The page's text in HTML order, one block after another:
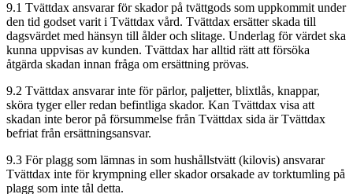
9.1 Tvättdax ansvarar för skador på tvättgods som uppkommit under
den tid godset varit i Tvättdax vård. Tvättdax ersätter skada till
dagsvärdet med hänsyn till ålder och slitage. Underlag för värdet ska
kunna uppvisas av kunden. Tvättdax har alltid rätt att försöka
åtgärda skadan innan fråga om ersättning prövas.
9.2 Tvättdax ansvarar inte för pärlor, paljetter, blixtlås, knappar,
sköra tyger eller redan befintliga skador. Kan Tvättdax visa att
skadan inte beror på försummelse från Tvättdax sida är Tvättdax
befriat från ersättningsansvar.
9.3 För plagg som lämnas in som hushållstvätt (kilovis) ansvarar
Tvättdax inte för krympning eller skador orsakade av torktumling på
plagg som inte tål detta.